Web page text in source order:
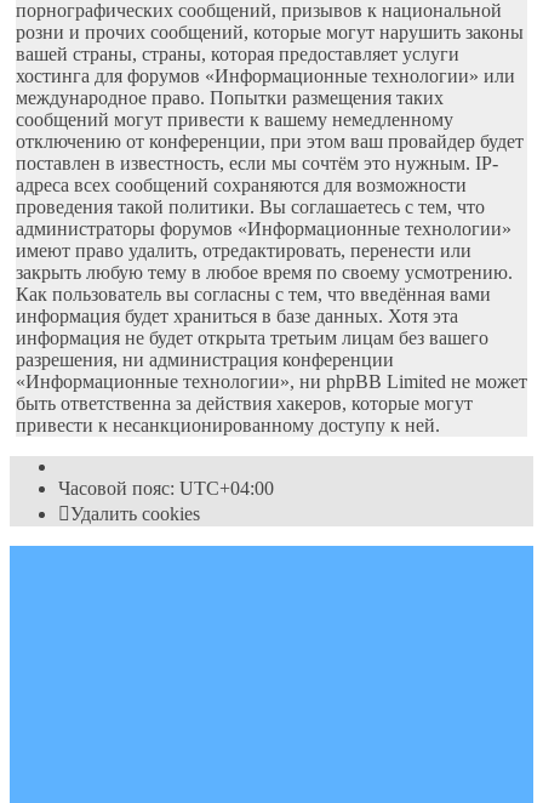
порнографических сообщений, призывов к национальной
розни и прочих сообщений, которые могут нарушить законы
вашей страны, страны, которая предоставляет услуги
хостинга для форумов «Информационные технологии» или
международное право. Попытки размещения таких
сообщений могут привести к вашему немедленному
отключению от конференции, при этом ваш провайдер будет
поставлен в известность, если мы сочтём это нужным. IP-
адреса всех сообщений сохраняются для возможности
проведения такой политики. Вы соглашаетесь с тем, что
администраторы форумов «Информационные технологии»
имеют право удалить, отредактировать, перенести или
закрыть любую тему в любое время по своему усмотрению.
Как пользователь вы согласны с тем, что введённая вами
информация будет храниться в базе данных. Хотя эта
информация не будет открыта третьим лицам без вашего
разрешения, ни администрация конференции
«Информационные технологии», ни phpBB Limited не может
быть ответственна за действия хакеров, которые могут
привести к несанкционированному доступу к ней.
Часовой пояс: UTC+04:00
Удалить cookies